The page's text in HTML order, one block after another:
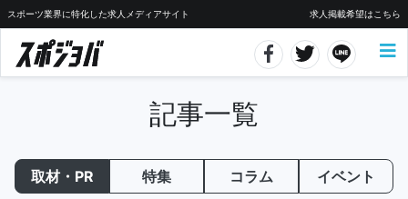
スポーツ業界に特化した求人メディアサイト 求人掲載希望はこちら
記事一覧
取材・PR 特集 コラム イベント